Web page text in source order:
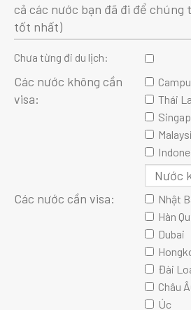
cả các nước bạn đã đi để chúng
tốt nhất)
Chưa từng đi du lịch:
Các nước không cần
visa:
Thái
Các nước cần visa:
Nhật
Hàn
Dubai
Đài
Châu
Úc